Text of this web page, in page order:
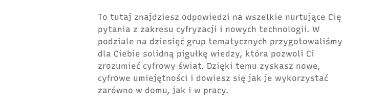
To tutaj znajdziesz odpowiedzi na wszelkie nurtujące Cię
pytania z zakresu cyfryzacji i nowych technologii. W
podziale na dziesięć grup tematycznych przygotowaliśmy
dla Ciebie solidną pigułkę wiedzy, która pozwoli Ci
zrozumieć cyfrowy świat. Dzięki temu zyskasz nowe,
cyfrowe umiejętności i dowiesz się jak je wykorzystać
zarówno w domu, jak i w pracy.